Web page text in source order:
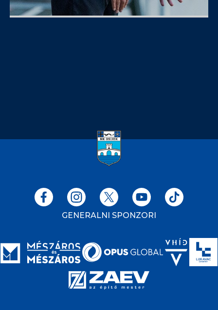
GENERALNI SPONZORI